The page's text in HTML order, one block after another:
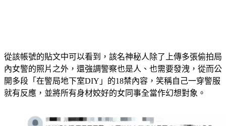
從該帳號的貼文中可以看到，該名神秘人除了上傳多張偷拍局
內女警的照片之外，還強調警察也是人、也需要發洩，從而公
開多段「在警局地下室DIY」的18禁內容，笑稱自己一穿警服